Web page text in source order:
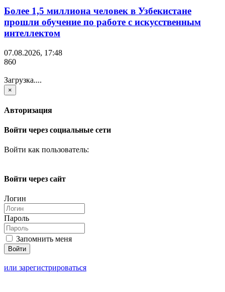
Более 1,5 миллиона человек в Узбекистане
прошли обучение по работе с искусственным
интеллектом
07.08.2026, 17:48
860
Загрузка....
×
Авторизация
Войти через социальные сети
Войти как пользователь:
Войти через сайт
Логин
Пароль
Запомнить меня
или зарегистрироваться